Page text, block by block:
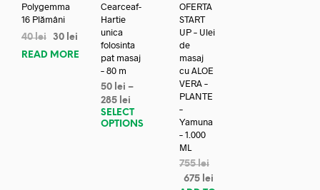
Polygemma
16 Plămâni
40lei 30 lei
READ MORE
Cearceaf-
Hartie
unica
folosinta
pat masaj
– 80 m
50 lei –
285 lei
SELECT
OPTIONS
OFERTA
START
UP – Ulei
de
masaj
cu ALOE
VERA –
PLANTE
–
Yamuna
– 1.000
ML
755lei
675 lei